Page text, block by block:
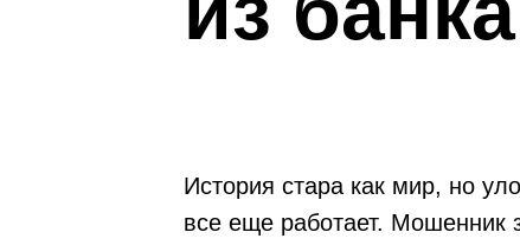
История стара как мир, но
все еще работает. Мошенник